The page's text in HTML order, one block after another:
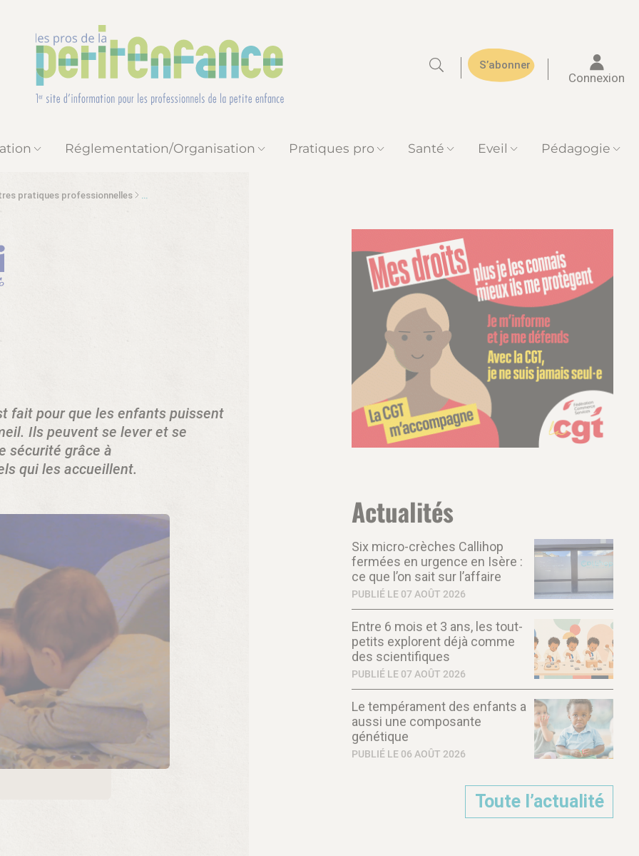
S’abonner
Connexion
Réglementation/Organisation Pratiques pro Santé Eveil Pédagogie
pratiques professionnelles Bien dormir en collectivité
fait pour que les enfants puissent
Ils peuvent se lever et se
sécurité grâce à
qui les accueillent.
Actualités
Six micro-crèches Callihop
fermées en urgence en Isère :
ce que l’on sait sur l’affaire
PUBLIÉ LE 07 AOÛT 2026
Entre 6 mois et 3 ans, les tout-
petits explorent déjà comme
des scientifiques
PUBLIÉ LE 07 AOÛT 2026
Le tempérament des enfants a
aussi une composante
génétique
PUBLIÉ LE 06 AOÛT 2026
Toute l’actualité